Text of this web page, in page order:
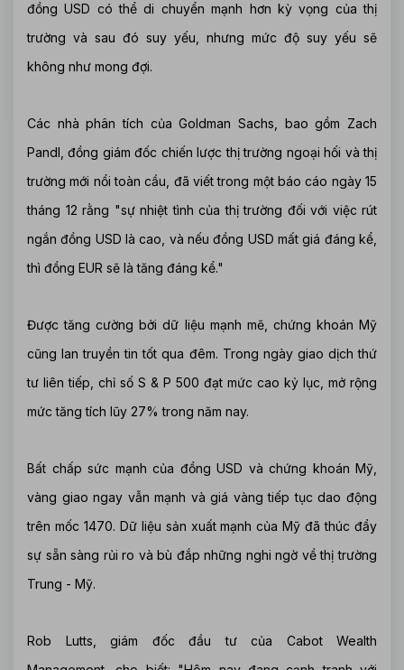
đồng USD có thể di chuyển mạnh hơn kỳ vọng của thị
trường và sau đó suy yếu, nhưng mức độ suy yếu sẽ
không như mong đợi.
Các nhà phân tích của Goldman Sachs, bao gồm Zach
Pandl, đồng giám đốc chiến lược thị trường ngoại hối và thị
trường mới nổi toàn cầu, đã viết trong một báo cáo ngày 15
tháng 12 rằng "sự nhiệt tình của thị trường đối với việc rút
ngắn đồng USD là cao, và nếu đồng USD mất giá đáng kể,
thì đồng EUR sẽ là tăng đáng kể."
Được tăng cường bởi dữ liệu mạnh mẽ, chứng khoán Mỹ
cũng lan truyền tin tốt qua đêm. Trong ngày giao dịch thứ
tư liên tiếp, chỉ số S & P 500 đạt mức cao kỷ lục, mở rộng
mức tăng tích lũy 27% trong năm nay.
Bất chấp sức mạnh của đồng USD và chứng khoán Mỹ,
vàng giao ngay vẫn mạnh và giá vàng tiếp tục dao động
trên mốc 1470. Dữ liệu sản xuất mạnh của Mỹ đã thúc đẩy
sự sẵn sàng rủi ro và bù đắp những nghi ngờ về thị trường
Trung - Mỹ.
Rob Lutts, giám đốc đầu tư của Cabot Wealth